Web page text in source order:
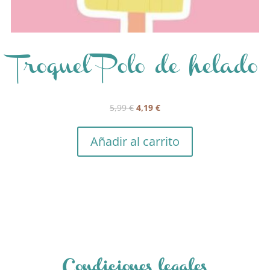
Troquel Polo de helado
5,99€ El
original
era:
4,19 €El
actual
es:
Añadir al carrito